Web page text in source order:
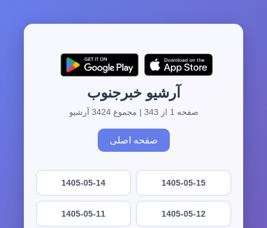
آرشیو خبرجنوب
صفحه 1 از 343 | مجموع 3424 آرشیو
صفحه اصلی
1405-05-15
1405-05-14
1405-05-12
1405-05-11